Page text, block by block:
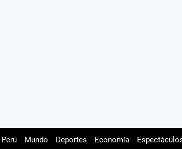
Perú Mundo Deportes Economía